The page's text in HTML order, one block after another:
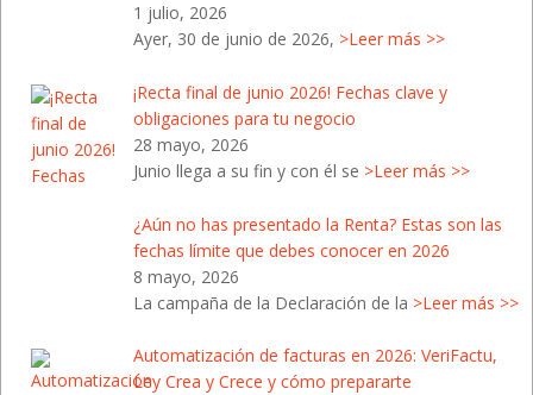
1 julio, 2026
Ayer, 30 de junio de 2026, >Leer más >>
¡Recta final de junio 2026! Fechas clave y
obligaciones para tu negocio
28 mayo, 2026
Junio llega a su fin y con él se >Leer más >>
¿Aún no has presentado la Renta? Estas son las
fechas límite que debes conocer en 2026
8 mayo, 2026
La campaña de la Declaración de la >Leer más >>
Automatización de facturas en 2026: VeriFactu,
Ley Crea y Crece y cómo prepararte